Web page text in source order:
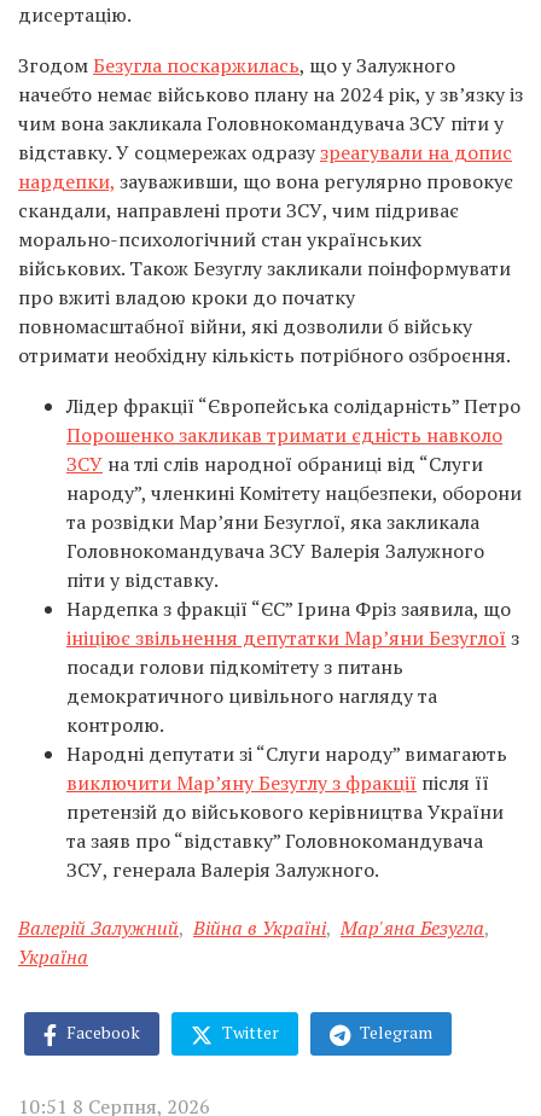
дисертацію.
ЗгодомБезугла поскаржилась, що у Залужного
начебто немає військово плану на 2024 рік, у зв’язку із
чим вона закликала Головнокомандувача ЗСУ піти у
відставку. У соцмережах одразузреагували на допис
нардепки, зауваживши, що вона регулярно провокує
скандали, направлені проти ЗСУ, чим підриває
морально-психологічний стан українських
військових. Також Безуглу закликали поінформувати
про вжиті владою кроки до початку
повномасштабної війни, які дозволили б війську
отримати необхідну кількість потрібного озброєння.
Лідер фракції “Європейська солідарність” Петро
Порошенко закликав тримати єдність навколо
ЗСУ на тлі слів народної обраниці від “Слуги
народу”, членкині Комітету нацбезпеки, оборони
та розвідки Марʼяни Безуглої, яка закликала
Головнокомандувача ЗСУ Валерія Залужного
піти у відставку.
Нардепка з фракції “ЄС” Ірина Фріз заявила, що
ініціює звільнення депутатки Мар’яни Безуглої з
посади голови підкомітету з питань
демократичного цивільного нагляду та
контролю.
Народні депутати зі “Слуги народу” вимагають
виключити Марʼяну Безуглу з фракції після її
претензій до військового керівництва України
та заяв про “відставку” Головнокомандувача
ЗСУ, генерала Валерія Залужного.
Валерій Залужний, Війна в Україні, Мар'яна Безугла,
Україна
Facebook Twitter Telegram
10:51 8 Серпня, 2026